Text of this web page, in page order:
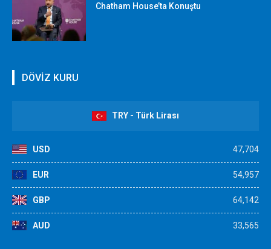
Chatham House’ta Konuştu
DÖVİZ KURU
TRY - Türk Lirası
USD 47,704
EUR 54,957
GBP 64,142
AUD 33,565